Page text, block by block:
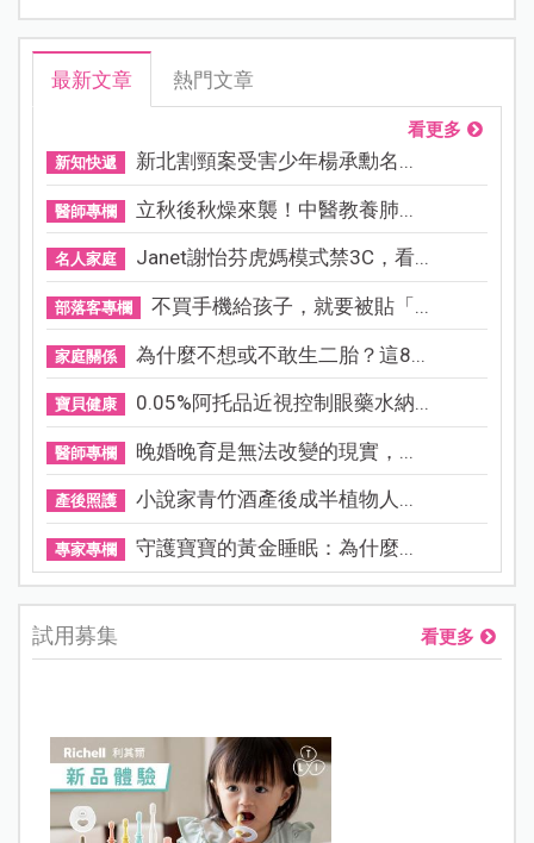
最新文章 熱門文章
看更多
新知快遞 新北割頸案受害少年楊承勳名...
醫師專欄 立秋後秋燥來襲！中醫教養肺...
名人家庭 Janet謝怡芬虎媽模式禁3C，看...
部落客專欄 不買手機給孩子，就要被貼「...
家庭關係 為什麼不想或不敢生二胎？這8...
寶貝健康 0.05%阿托品近視控制眼藥水納...
醫師專欄 晚婚晚育是無法改變的現實，...
產後照護 小說家青竹酒產後成半植物人...
專家專欄 守護寶寶的黃金睡眠：為什麼...
試用募集 看更多